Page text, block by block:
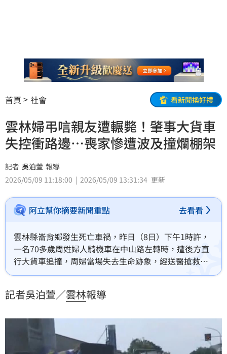
首頁 社會 看新聞換好禮
雲林婦弔唁親友遭輾斃！肇事大貨車
失控衝路邊…喪家慘遭波及撞爛棚架
記者 吳泊萱 報導
2026/05/09 11:18:00
2026/05/09 13:31:34 更新
阿立幫你摘要新聞重點 去看看
雲林縣崙背鄉發生死亡車禍，昨日（8日）下午1時許，
一名70多歲周姓婦人騎機車在中山路左轉時，遭後方直
行大貨車追撞，周婦當場失去生命跡象，經送醫搶救不
治。肇事的大貨車也因撞擊失控衝向路邊一戶正在辦喪
調查釐清。
記者吳泊萱／雲林報導